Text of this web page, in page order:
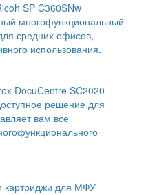
SP C360SNw
многофункциональный
средних офисов,
использования.
DocuCentre SC2020
решение для
вам все
картриджи для МФУ